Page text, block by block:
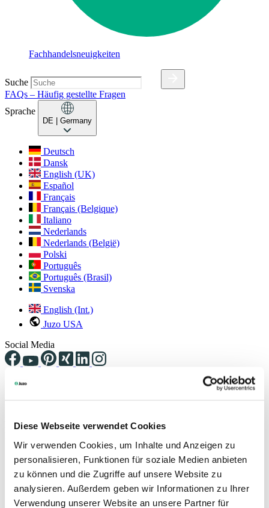
Diese Webseite verwendet Cookies
Wir verwenden Cookies, um Inhalte und Anzeigen zu
personalisieren, Funktionen für soziale Medien anbieten
zu können und die Zugriffe auf unsere Website zu
analysieren. Außerdem geben wir Informationen zu Ihrer
Verwendung unserer Website an unsere Partner für
Fachhandelsneuigkeiten
Suche
FAQs – Häufig gestellte Fragen
Sprache
DE | Germany
Deutsch
Dansk
English (UK)
Español
Français
Français (Belgique)
Italiano
Nederlands
Nederlands (België)
Polski
Português
Português (Brasil)
Svenska
English (Int.)
Juzo USA
Social Media
Rückfragen kontaktieren Sie bitte unsere Ansprechpartnerin. Die